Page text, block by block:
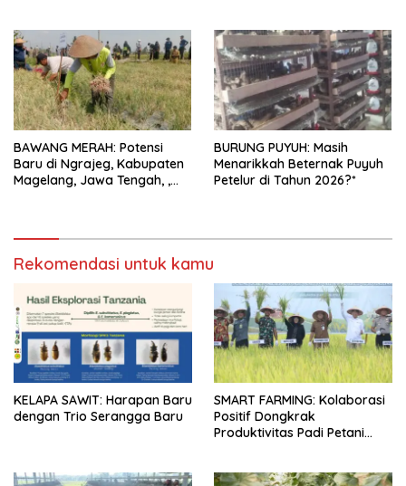
BAWANG MERAH: Potensi
Baru di Ngrajeg, Kabupaten
Magelang, Jawa Tengah, ,
BURUNG PUYUH: Masih
Menarikkah Beternak Puyuh
Petelur di Tahun 2026?*
Rekomendasi untuk kamu
KELAPA SAWIT: Harapan Baru
dengan Trio Serangga Baru
SMART FARMING: Kolaborasi
Positif Dongkrak
Produktivitas Padi Petani